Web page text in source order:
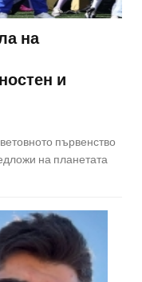
на
и
първенство
на планетата